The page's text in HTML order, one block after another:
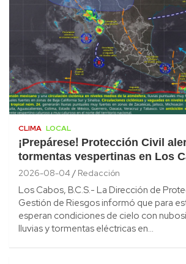
CLIMA LOCAL
¡Prepárese! Protección Civil
tormentas vespertinas en Los
2026-08-04 Redacción
Los Cabos, B.C.S.- La Dirección de
Gestión de Riesgos informó que para
esperan condiciones de cielo con
lluvias y tormentas eléctricas en…